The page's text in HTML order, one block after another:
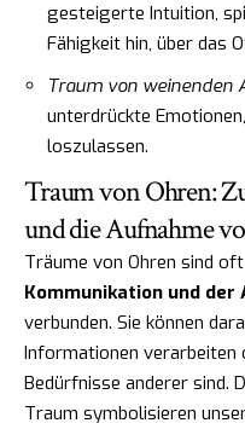
gesteigerte Intuition,
Fähigkeit hin, über das
Traum von weinenden
unterdrückte
loszulassen.
Traum von Ohren:
und die Aufnahme
Träume von Ohren sind
Kommunikation und
verbunden. Sie können
Informationen verarbeiten
Bedürfnisse anderer sind.
Traum symbolisieren